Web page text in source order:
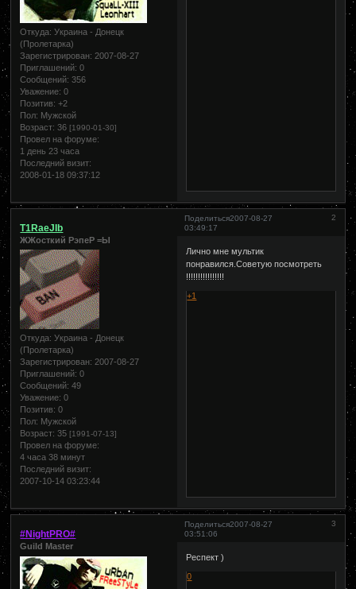
Откуда: Украина - Донецк
(Пролетарка)
Зарегистрирован: 2007-08-27
Приглашений: 0
Сообщений: 356
Уважение: 0
Позитив: +2
Пол: Мужской
Возраст: 36[1990-01-30]
Провел на форуме:
1 день 23 часа
Последний визит:
2008-01-18 09:37:12
Поделиться 2
2007-08-27
03:49:17
T1RaeJIb
ЖЖосткий РэпеР =Ы
Откуда: Украина - Донецк
(Пролетарка)
Зарегистрирован: 2007-08-27
Приглашений: 0
Сообщений: 49
Уважение: 0
Позитив: 0
Пол: Мужской
Возраст: 35[1991-07-13]
Провел на форуме:
4 часа 38 минут
Последний визит:
2007-10-14 03:23:44
Лично мне мультик
понравился.Советую посмотреть
!!!!!!!!!!!!!!!!
+1
Поделиться 3
2007-08-27
03:51:06
#NightPRO#
Guild Master
Респект )
0